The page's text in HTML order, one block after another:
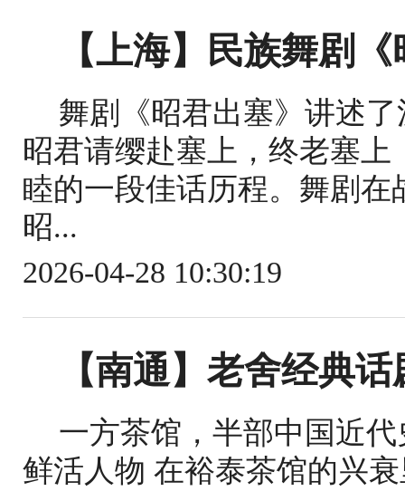
【上海】民族舞剧
舞剧《昭君出塞》讲述
昭君请缨赴塞上，终老塞
睦的一段佳话历程。舞剧
昭...
2026-04-28 10:30:19
【南通】老舍经典
一方茶馆，半部中国近
鲜活人物 在裕泰茶馆的兴